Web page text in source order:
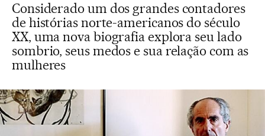
Considerado um dos grandes contadores
de histórias norte-americanos do século
XX, uma nova biografia explora seu lado
sombrio, seus medos e sua relação com as
mulheres